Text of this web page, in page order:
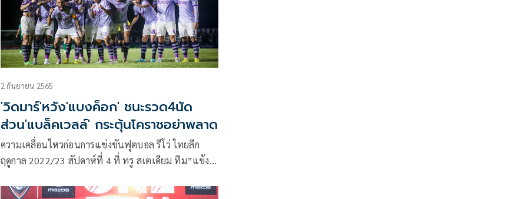
2 กันยายน 2565
'วิดมาร์'หวัง'แบงค็อก' ชนะรวด4นัด
ส่วน'แบล็คเวลล์' กระตุ้นโคราชอย่าพลาด
ความเคลื่อนไหวก่อนการแข่งขันฟุตบอล รีโว่ ไทยลีก
ฤดูกาล 2022/23 สัปดาห์ที่ 4 ที่ ทรู สเตเดียม ทีม”แข้ง
แคท” นครราชสีมา มาสด้า เอฟซี ในวันที่ 3 กันยายน